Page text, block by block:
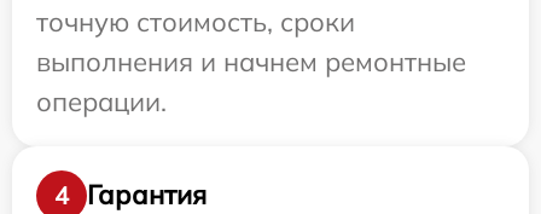
точную стоимость, сроки
выполнения и начнем ремонтные
операции.
4
Гарантия